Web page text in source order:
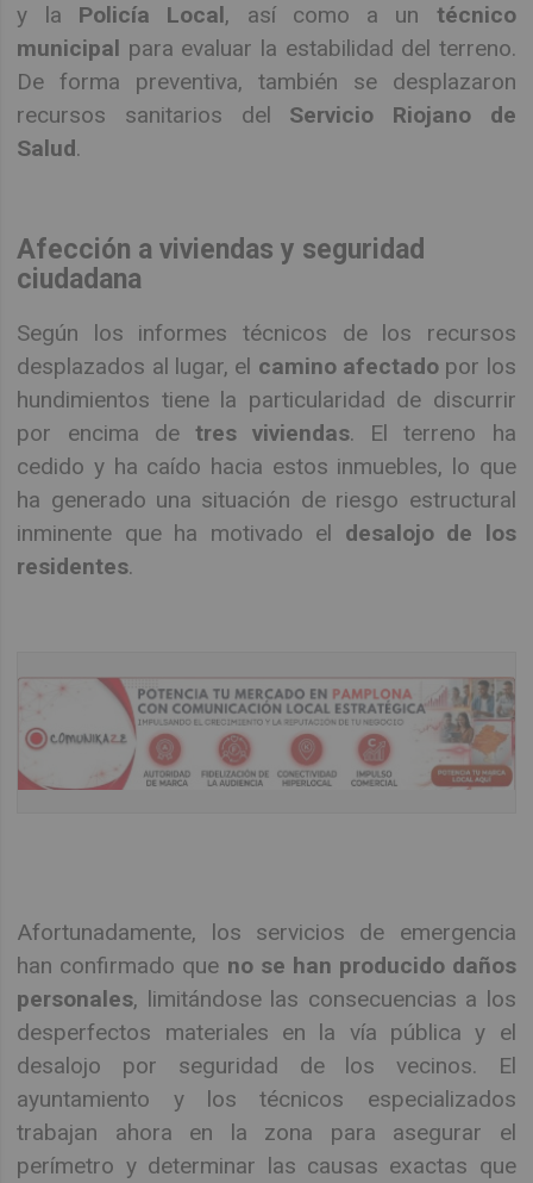
y la Policía Local, así como a un técnico
municipal para evaluar la estabilidad del terreno.
De forma preventiva, también se desplazaron
recursos sanitarios del Servicio Riojano de
Salud.
Afección a viviendas y seguridad
ciudadana
Según los informes técnicos de los recursos
desplazados al lugar, el camino afectadopor los
hundimientos tiene la particularidad de discurrir
por encima de tres viviendas. El terreno ha
cedido y ha caído hacia estos inmuebles, lo que
ha generado una situación de riesgo estructural
inminente que ha motivado el desalojo de los
residentes.
Afortunadamente, los servicios de emergencia
han confirmado que no se han producido daños
personales, limitándose las consecuencias a los
desperfectos materiales en la vía pública y el
desalojo por seguridad de los vecinos. El
ayuntamiento y los técnicos especializados
trabajan ahora en la zona para asegurar el
perímetro y determinar las causas exactas que